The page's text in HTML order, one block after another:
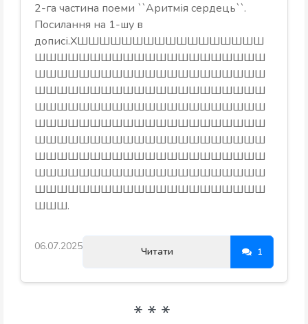
2-га частина поеми ``Аритмія сердець``.
Посилання на 1-шу в
дописі.ХШШШШШШШШШШШШШШШШШ
ШШШШШШШШШШШШШШШШШШШШШ
ШШШШШШШШШШШШШШШШШШШШШ
ШШШШШШШШШШШШШШШШШШШШШ
ШШШШШШШШШШШШШШШШШШШШШ
ШШШШШШШШШШШШШШШШШШШШШ
ШШШШШШШШШШШШШШШШШШШШШ
ШШШШШШШШШШШШШШШШШШШШШ
ШШШШШШШШШШШШШШШШШШШШШ
ШШШШШШШШШШШШШШШШШШШШШ
ШШШ.
06.07.2025 Читати 1